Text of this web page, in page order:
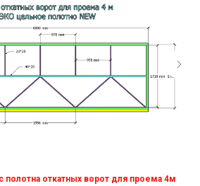
полотна откатных ворот для проема 4м